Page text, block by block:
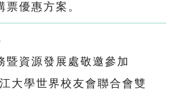
票優惠方案。
暨資源發展處敬邀參加
大學世界校友會聯合會雙